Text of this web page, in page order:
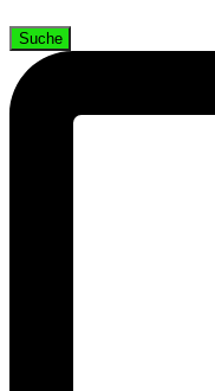
Suche